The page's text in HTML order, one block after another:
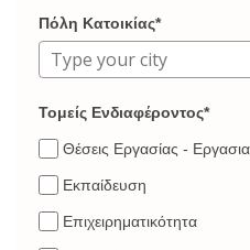
Πόλη Κατοικίας*
Τομείς Ενδιαφέροντος*
Θέσεις Εργασίας -
Εκπαίδευση
Επιχειρηματικότητα